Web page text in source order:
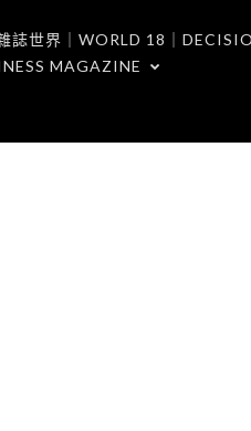
誌世界｜WORLD 18｜
MAGAZINE